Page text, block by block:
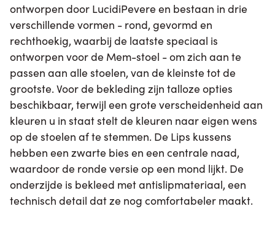
ontworpen door LucidiPevere en bestaan in drie
verschillende vormen - rond, gevormd en
rechthoekig, waarbij de laatste speciaal is
ontworpen voor de Mem-stoel - om zich aan te
passen aan alle stoelen, van de kleinste tot de
grootste. Voor de bekleding zijn talloze opties
beschikbaar, terwijl een grote verscheidenheid aan
kleuren u in staat stelt de kleuren naar eigen wens
op de stoelen af te stemmen. De Lips kussens
hebben een zwarte bies en een centrale naad,
waardoor de ronde versie op een mond lijkt. De
onderzijde is bekleed met antislipmateriaal, een
technisch detail dat ze nog comfortabeler maakt.